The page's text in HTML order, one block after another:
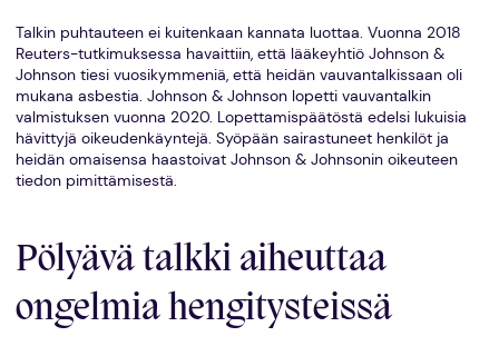
Talkin puhtauteen ei kuitenkaan kannata luottaa. Vuonna 2018
Reuters-tutkimuksessa havaittiin, että lääkeyhtiö Johnson &
Johnson tiesi vuosikymmeniä, että heidän vauvantalkissaan oli
mukana asbestia. Johnson & Johnson lopetti vauvantalkin
valmistuksen vuonna 2020. Lopettamispäätöstä edelsi lukuisia
hävittyjä oikeudenkäyntejä. Syöpään sairastuneet henkilöt ja
heidän omaisensa haastoivat Johnson & Johnsonin oikeuteen
tiedon pimittämisestä.
Pölyävä talkki aiheuttaa
ongelmia hengitysteissä